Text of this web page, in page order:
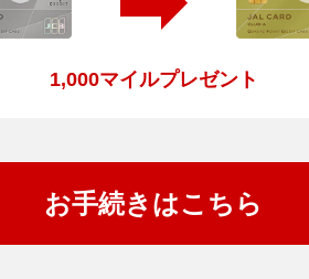
1,000マイルプレゼント
お手続きはこちら